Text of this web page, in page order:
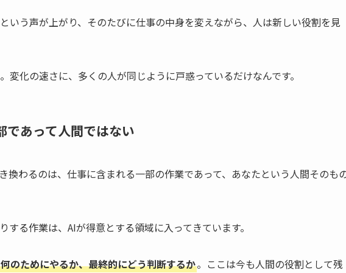
いう声が上がり、そのたびに仕事の中身を変えながら、人は新しい役割を見
変化の速さに、多くの人が同じように戸惑っているだけなんです。
であって人間ではない
換わるのは、仕事に含まれる一部の作業であって、あなたという人間そのも
する作業は、AIが得意とする領域に入ってきています。
のためにやるか、最終的にどう判断するか。ここは今も人間の役割として残